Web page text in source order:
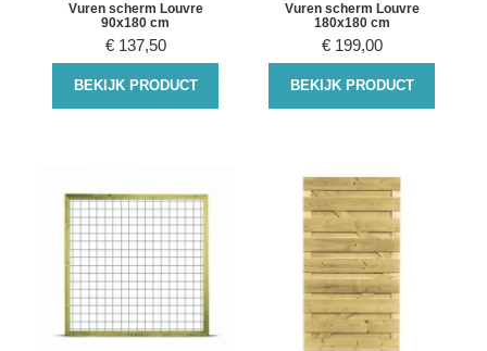
Vuren scherm Louvre
90x180 cm
€ 137,50
BEKIJK PRODUCT
Vuren scherm Louvre
180x180 cm
€ 199,00
BEKIJK PRODUCT